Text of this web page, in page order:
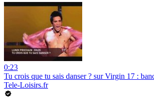
0:23
Tu crois que tu sais danser ? sur Virgin 17 :
Tele-Loisirs.fr